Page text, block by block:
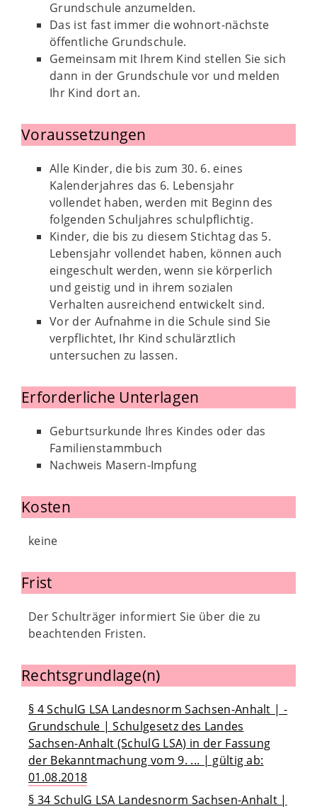
Grundschule anzumelden.
Das ist fast immer die wohnort-nächste
öffentliche Grundschule.
Gemeinsam mit Ihrem Kind stellen Sie sich
dann in der Grundschule vor und melden
Ihr Kind dort an.
Voraussetzungen
Alle Kinder, die bis zum 30. 6. eines
Kalenderjahres das 6. Lebensjahr
vollendet haben, werden mit Beginn des
folgenden Schuljahres schulpflichtig.
Kinder, die bis zu diesem Stichtag das 5.
Lebensjahr vollendet haben, können auch
eingeschult werden, wenn sie körperlich
und geistig und in ihrem sozialen
Verhalten ausreichend entwickelt sind.
Vor der Aufnahme in die Schule sind Sie
verpflichtet, Ihr Kind schulärztlich
untersuchen zu lassen.
Erforderliche Unterlagen
Geburtsurkunde Ihres Kindes oder das
Familienstammbuch
Nachweis Masern-Impfung
Kosten
keine
Frist
Der Schulträger informiert Sie über die zu
beachtenden Fristen.
Rechtsgrundlage(n)
§ 4 SchulG LSA Landesnorm Sachsen-Anhalt | -
Grundschule | Schulgesetz des Landes
Sachsen-Anhalt (SchulG LSA) in der Fassung
der Bekanntmachung vom 9. ... | gültig ab:
01.08.2018
§ 34 SchulG LSA Landesnorm Sachsen-Anhalt |